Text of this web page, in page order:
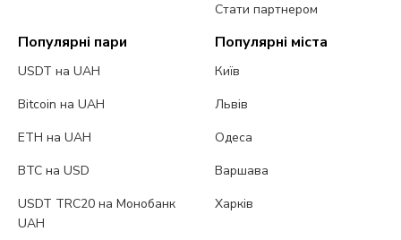
Стати партнером
Популярні пари
USDT на UAH
Bitcoin на UAH
ETH на UAH
BTC на USD
USDT TRC20 на Монобанк
UAH
Популярні міста
Київ
Львів
Одеса
Варшава
Харків